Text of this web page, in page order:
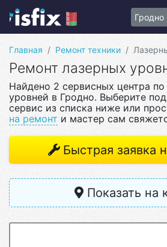
Гродно
Главная Ремонт техники
Ремонт лазерных
Найдено 2 сервисных центра
уровней в Гродно. Выберите
сервис из списка ниже или
на ремонт и мастер сам
Быстрая заявка
Показать на